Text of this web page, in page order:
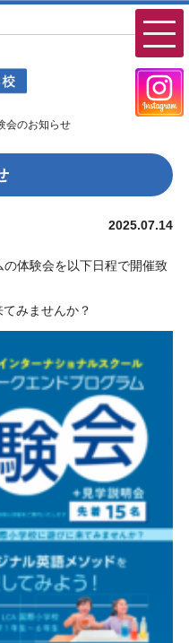
会のお知らせ
2025.07.14
体験会を以下日程で開催致
みませんか？